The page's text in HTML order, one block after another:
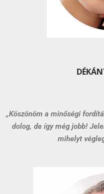
„Köszönöm a minőségi
dolog, de így még jobb!
mihelyt